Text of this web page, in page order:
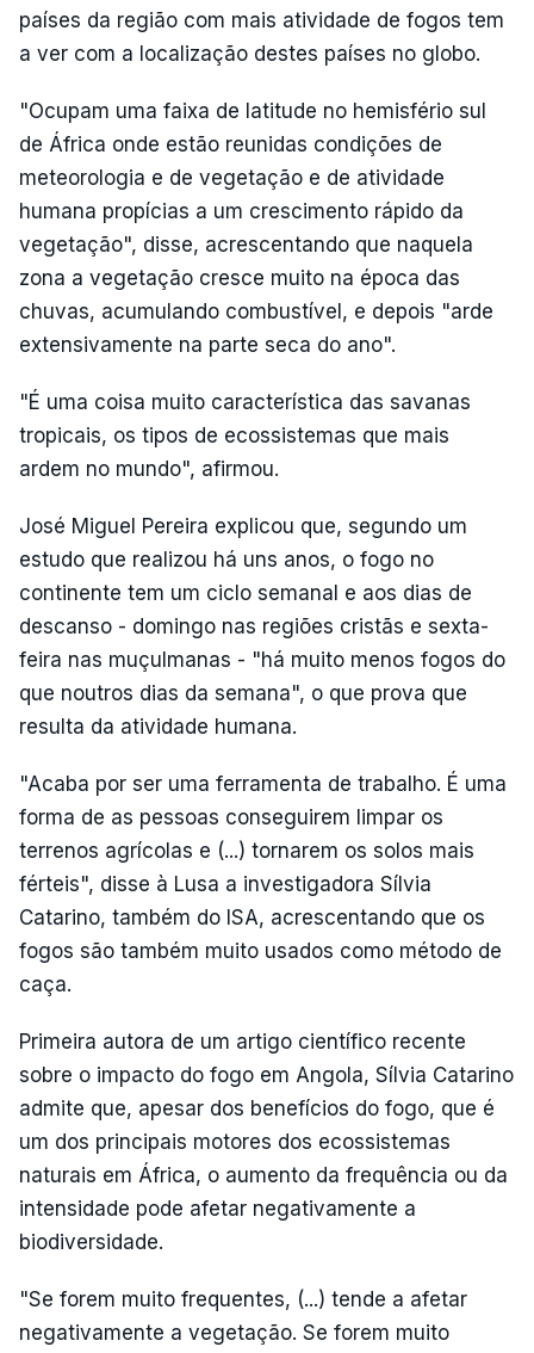
países da região com mais atividade de fogos tem
a ver com a localização destes países no globo.
"Ocupam uma faixa de latitude no hemisfério sul
de África onde estão reunidas condições de
meteorologia e de vegetação e de atividade
humana propícias a um crescimento rápido da
vegetação", disse, acrescentando que naquela
zona a vegetação cresce muito na época das
chuvas, acumulando combustível, e depois "arde
extensivamente na parte seca do ano".
"É uma coisa muito característica das savanas
tropicais, os tipos de ecossistemas que mais
ardem no mundo", afirmou.
José Miguel Pereira explicou que, segundo um
estudo que realizou há uns anos, o fogo no
continente tem um ciclo semanal e aos dias de
descanso - domingo nas regiões cristãs e sexta-
feira nas muçulmanas - "há muito menos fogos do
que noutros dias da semana", o que prova que
resulta da atividade humana.
"Acaba por ser uma ferramenta de trabalho. É uma
forma de as pessoas conseguirem limpar os
terrenos agrícolas e (...) tornarem os solos mais
férteis", disse à Lusa a investigadora Sílvia
Catarino, também do ISA, acrescentando que os
fogos são também muito usados como método de
caça.
Primeira autora de um artigo científico recente
sobre o impacto do fogo em Angola, Sílvia Catarino
admite que, apesar dos benefícios do fogo, que é
um dos principais motores dos ecossistemas
naturais em África, o aumento da frequência ou da
intensidade pode afetar negativamente a
biodiversidade.
"Se forem muito frequentes, (...) tende a afetar
negativamente a vegetação. Se forem muito